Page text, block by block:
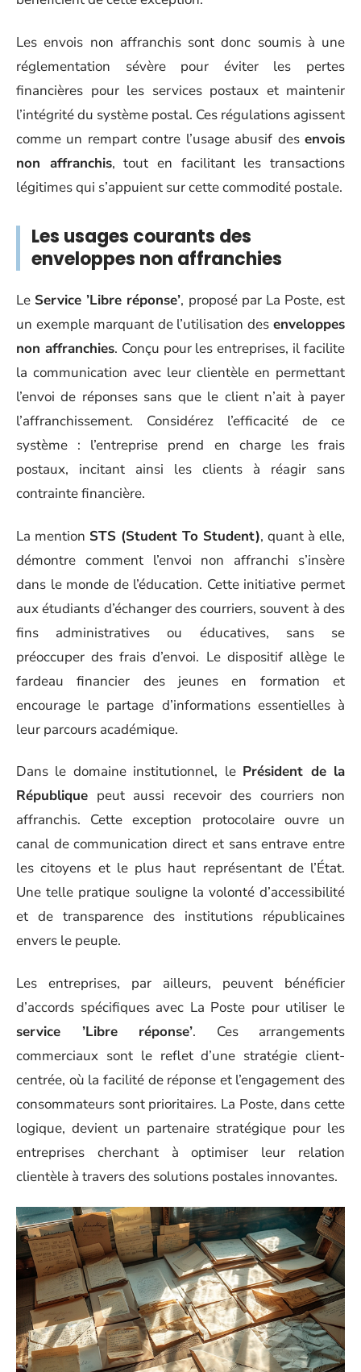
Les envois non affranchis sont donc soumis à une
réglementation sévère pour éviter les pertes
financières pour les services postaux et maintenir
l’intégrité du système postal. Ces régulations agissent
comme un rempart contre l’usage abusif des envois
non affranchis, tout en facilitant les transactions
légitimes qui s’appuient sur cette commodité postale.
Les usages courants des
enveloppes non affranchies
Le Service ’Libre réponse’, proposé par La Poste, est
un exemple marquant de l’utilisation des enveloppes
non affranchies. Conçu pour les entreprises, il facilite
la communication avec leur clientèle en permettant
l’envoi de réponses sans que le client n’ait à payer
l’affranchissement. Considérez l’efficacité de ce
système : l’entreprise prend en charge les frais
postaux, incitant ainsi les clients à réagir sans
contrainte financière.
La mention STS (Student To Student), quant à elle,
démontre comment l’envoi non affranchi s’insère
dans le monde de l’éducation. Cette initiative permet
aux étudiants d’échanger des courriers, souvent à des
fins administratives ou éducatives, sans se
préoccuper des frais d’envoi. Le dispositif allège le
fardeau financier des jeunes en formation et
encourage le partage d’informations essentielles à
leur parcours académique.
Dans le domaine institutionnel, le Président de la
République peut aussi recevoir des courriers non
affranchis. Cette exception protocolaire ouvre un
canal de communication direct et sans entrave entre
les citoyens et le plus haut représentant de l’État.
Une telle pratique souligne la volonté d’accessibilité
et de transparence des institutions républicaines
envers le peuple.
Les entreprises, par ailleurs, peuvent bénéficier
d’accords spécifiques avec La Poste pour utiliser le
service ’Libre réponse’. Ces arrangements
commerciaux sont le reflet d’une stratégie client-
centrée, où la facilité de réponse et l’engagement des
consommateurs sont prioritaires. La Poste, dans cette
logique, devient un partenaire stratégique pour les
entreprises cherchant à optimiser leur relation
clientèle à travers des solutions postales innovantes.